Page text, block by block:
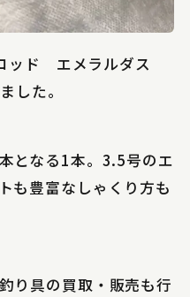
ッド エメラルダス
した。
となる1本。3.5号のエ
も豊富なしゃくり方も
り具の買取・販売も行